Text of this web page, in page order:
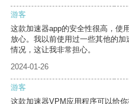
游客
这款加速器app的安全性很高，使
放心。我以前使用过一些其他的
情况，这让我非常担心。
2024-01-26
游客
这款加速器VPM应用程序可以给